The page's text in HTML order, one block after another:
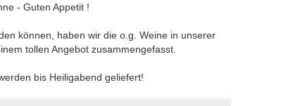
- Guten Appetit !
können, haben wir die o.g. Weine in unserer
tollen Angebot zusammengefasst.
bis Heiligabend geliefert!